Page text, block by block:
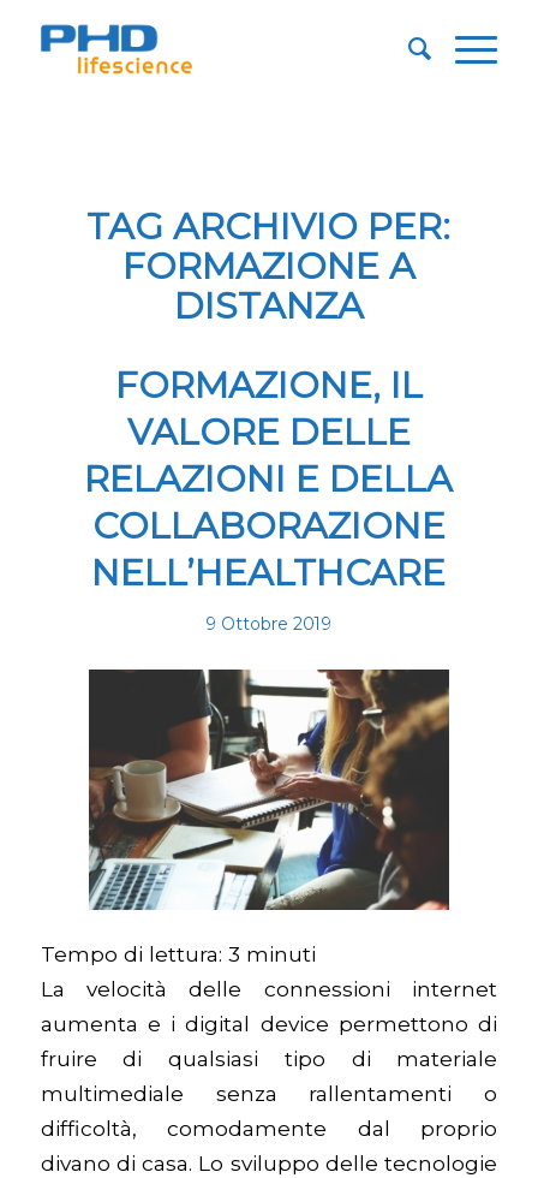
TAG ARCHIVIO PER:
FORMAZIONE A
DISTANZA
FORMAZIONE, IL
VALORE DELLE
RELAZIONI E DELLA
COLLABORAZIONE
NELL’HEALTHCARE
9 Ottobre 2019
Tempo di lettura: 3 minuti
La velocità delle connessioni internet
aumenta e i digital device permettono di
fruire di qualsiasi tipo di materiale
multimediale senza rallentamenti o
difficoltà, comodamente dal proprio
divano di casa. Lo sviluppo delle tecnologie